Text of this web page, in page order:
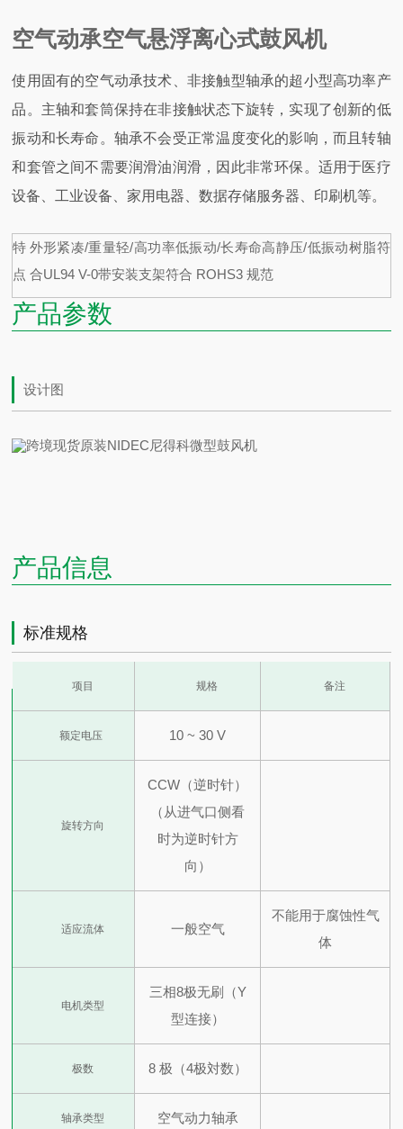
空气动承空气悬浮离心式鼓风机
使用固有的空气动承技术、非接触型轴承的超小型高功率产
品。主轴和套筒保持在非接触状态下旋转，实现了创新的低
振动和长寿命。轴承不会受正常温度变化的影响，而且转轴
和套管之间不需要润滑油润滑，因此非常环保。适用于医疗
设备、工业设备、家用电器、数据存储服务器、印刷机等。
特
点
外形紧凑/重量轻/高功率低振动/长寿命高静压/低振动树脂符
合UL94 V-0带安装支架符合 ROHS3 规范
产品参数
设计图
产品信息
标准规格
项目 规格 备注
额定电压 10 ~ 30 V
旋转方向
CCW（逆时针）
（从进气口侧看
时为逆时针方
向）
适应流体 一般空气
不能用于腐蚀性气
体
电机类型
三相8极无刷（Y
型连接）
极数 8 极（4极対数）
轴承类型 空气动力轴承